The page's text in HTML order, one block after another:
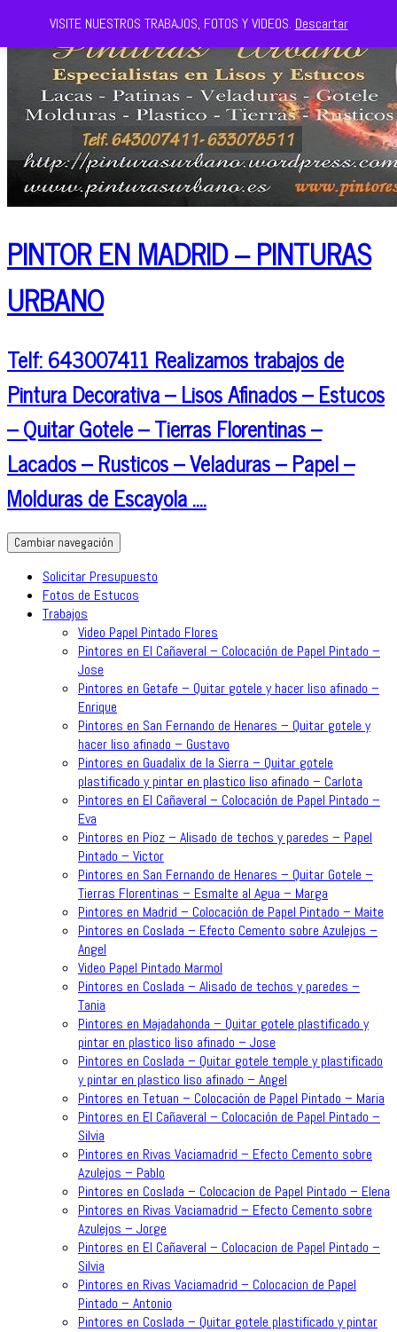
PINTOR EN MADRID – PINTURAS
URBANO
Telf: 643007411 Realizamos trabajos de
Pintura Decorativa – Lisos Afinados – Estucos
– Quitar Gotele – Tierras Florentinas –
Lacados – Rusticos – Veladuras – Papel –
Molduras de Escayola ….
Cambiar navegación
Solicitar Presupuesto
Fotos de Estucos
Trabajos
Video Papel Pintado Flores
Pintores en El Cañaveral – Colocación de Papel Pintado –
Jose
Pintores en Getafe – Quitar gotele y hacer liso afinado –
Enrique
Pintores en San Fernando de Henares – Quitar gotele y
hacer liso afinado – Gustavo
Pintores en Guadalix de la Sierra – Quitar gotele
plastificado y pintar en plastico liso afinado – Carlota
Pintores en El Cañaveral – Colocación de Papel Pintado –
Eva
Pintores en Pioz – Alisado de techos y paredes – Papel
Pintado – Victor
Pintores en San Fernando de Henares – Quitar Gotele –
Tierras Florentinas – Esmalte al Agua – Marga
Pintores en Madrid – Colocación de Papel Pintado – Maite
Pintores en Coslada – Efecto Cemento sobre Azulejos –
Angel
Video Papel Pintado Marmol
Pintores en Coslada – Alisado de techos y paredes –
Tania
Pintores en Majadahonda – Quitar gotele plastificado y
pintar en plastico liso afinado – Jose
Pintores en Coslada – Quitar gotele temple y plastificado
y pintar en plastico liso afinado – Angel
Pintores en Tetuan – Colocación de Papel Pintado – Maria
Pintores en El Cañaveral – Colocación de Papel Pintado –
Silvia
Pintores en Rivas Vaciamadrid – Efecto Cemento sobre
Azulejos – Pablo
Pintores en Coslada – Colocacion de Papel Pintado – Elena
Pintores en Rivas Vaciamadrid – Efecto Cemento sobre
Azulejos – Jorge
Pintores en El Cañaveral – Colocacion de Papel Pintado –
Silvia
Pintores en Rivas Vaciamadrid – Colocacion de Papel
Pintado – Antonio
Pintores en Coslada – Quitar gotele plastificado y pintar
VISITE NUESTROS TRABAJOS, FOTOS Y VIDEOS. Descartar